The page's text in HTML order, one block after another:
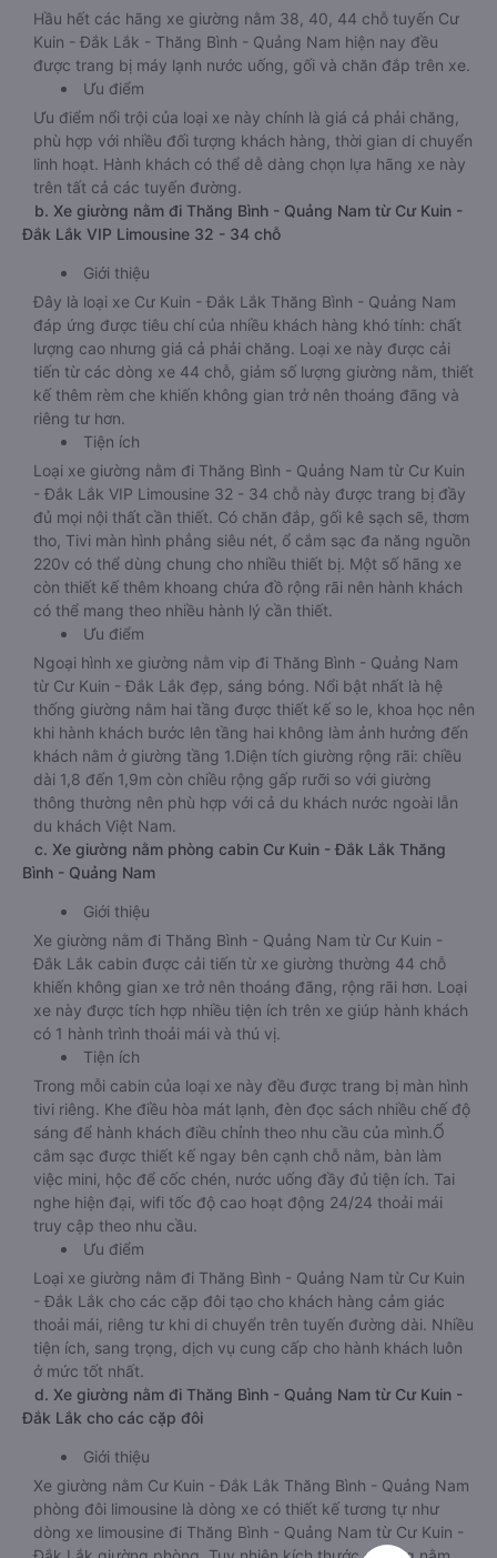
Hầu hết các hãng xe giường nằm 38, 40, 44 chỗ tuyến Cư
Kuin - Đắk Lắk - Thăng Bình - Quảng Nam hiện nay đều
được trang bị máy lạnh nước uống, gối và chăn đắp trên xe.
Ưu điểm
Ưu điểm nổi trội của loại xe này chính là giá cả phải chăng,
phù hợp với nhiều đối tượng khách hàng, thời gian di chuyển
linh hoạt. Hành khách có thể dễ dàng chọn lựa hãng xe này
trên tất cả các tuyến đường.
b. Xe giường nằm đi Thăng Bình - Quảng Nam từ Cư Kuin -
Đắk Lắk VIP Limousine 32 - 34 chỗ
Giới thiệu
Đây là loại xe Cư Kuin - Đắk Lắk Thăng Bình - Quảng Nam
đáp ứng được tiêu chí của nhiều khách hàng khó tính: chất
lượng cao nhưng giá cả phải chăng. Loại xe này được cải
tiến từ các dòng xe 44 chỗ, giảm số lượng giường nằm, thiết
kế thêm rèm che khiến không gian trở nên thoáng đãng và
riêng tư hơn.
Tiện ích
Loại xe giường nằm đi Thăng Bình - Quảng Nam từ Cư Kuin
- Đắk Lắk VIP Limousine 32 - 34 chỗ này được trang bị đầy
đủ mọi nội thất cần thiết. Có chăn đắp, gối kê sạch sẽ, thơm
tho, Tivi màn hình phẳng siêu nét, ổ cắm sạc đa năng nguồn
220v có thể dùng chung cho nhiều thiết bị. Một số hãng xe
còn thiết kế thêm khoang chứa đồ rộng rãi nên hành khách
có thể mang theo nhiều hành lý cần thiết.
Ưu điểm
Ngoại hình xe giường nằm vip đi Thăng Bình - Quảng Nam
từ Cư Kuin - Đắk Lắk đẹp, sáng bóng. Nổi bật nhất là hệ
thống giường nằm hai tầng được thiết kế so le, khoa học nên
khi hành khách bước lên tầng hai không làm ảnh hưởng đến
khách nằm ở giường tầng 1.Diện tích giường rộng rãi: chiều
dài 1,8 đến 1,9m còn chiều rộng gấp rưỡi so với giường
thông thường nên phù hợp với cả du khách nước ngoài lẫn
du khách Việt Nam.
c. Xe giường nằm phòng cabin Cư Kuin - Đắk Lắk Thăng
Bình - Quảng Nam
Giới thiệu
Xe giường nằm đi Thăng Bình - Quảng Nam từ Cư Kuin -
Đắk Lắk cabin được cải tiến từ xe giường thường 44 chỗ
khiến không gian xe trở nên thoáng đãng, rộng rãi hơn. Loại
xe này được tích hợp nhiều tiện ích trên xe giúp hành khách
có 1 hành trình thoải mái và thú vị.
Tiện ích
Trong mỗi cabin của loại xe này đều được trang bị màn hình
tivi riêng. Khe điều hòa mát lạnh, đèn đọc sách nhiều chế độ
sáng để hành khách điều chỉnh theo nhu cầu của mình.Ổ
cắm sạc được thiết kế ngay bên cạnh chỗ nằm, bàn làm
việc mini, hộc để cốc chén, nước uống đầy đủ tiện ích. Tai
nghe hiện đại, wifi tốc độ cao hoạt động 24/24 thoải mái
truy cập theo nhu cầu.
Ưu điểm
Loại xe giường nằm đi Thăng Bình - Quảng Nam từ Cư Kuin
- Đắk Lắk cho các cặp đôi tạo cho khách hàng cảm giác
thoải mái, riêng tư khi di chuyển trên tuyến đường dài. Nhiều
tiện ích, sang trọng, dịch vụ cung cấp cho hành khách luôn
ở mức tốt nhất.
d. Xe giường nằm đi Thăng Bình - Quảng Nam từ Cư Kuin -
Đắk Lắk cho các cặp đôi
Giới thiệu
Xe giường nằm Cư Kuin - Đắk Lắk Thăng Bình - Quảng Nam
phòng đôi limousine là dòng xe có thiết kế tương tự như
dòng xe limousine đi Thăng Bình - Quảng Nam từ Cư Kuin -